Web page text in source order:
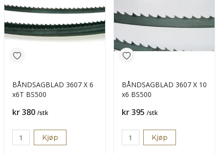
BÅNDSAGBLAD 3607 X 6
x6T BS500
Pris
kr 380 /stk
Kjøp
BÅNDSAGBLAD 3607 X 10
x6 BS500
Pris
kr 395 /stk
Kjøp